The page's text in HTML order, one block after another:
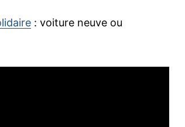
: voiture neuve ou